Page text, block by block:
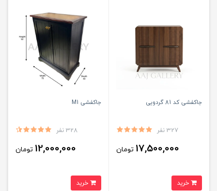
جاکفشی کد 81 گردویی
327 نفر
17,500,000 تومان
جاکفشی M1
328 نفر
12,000,000 تومان